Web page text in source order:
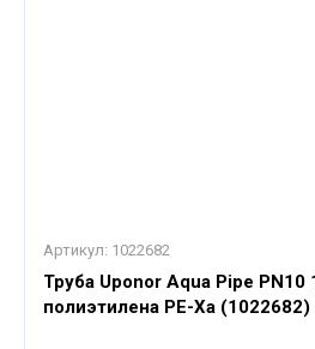
Артикул: 1022682
Труба Uponor Aqua Pipe PN10
полиэтилена PE-Xa (1022682)